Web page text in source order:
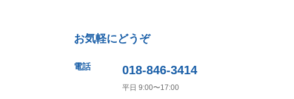
お気軽にどうぞ
電話 018-846-3414
平日 9:00〜17:00